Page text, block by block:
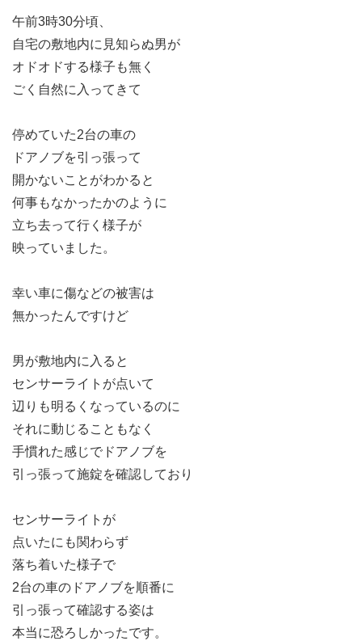
午前3時30分頃、
自宅の敷地内に見知らぬ男が
オドオドする様子も無く
ごく自然に入ってきて
停めていた2台の車の
ドアノブを引っ張って
開かないことがわかると
何事もなかったかのように
立ち去って行く様子が
映っていました。
幸い車に傷などの被害は
無かったんですけど
男が敷地内に入ると
センサーライトが点いて
辺りも明るくなっているのに
それに動じることもなく
手慣れた感じでドアノブを
引っ張って施錠を確認しており
センサーライトが
点いたにも関わらず
落ち着いた様子で
2台の車のドアノブを順番に
引っ張って確認する姿は
本当に恐ろしかったです。